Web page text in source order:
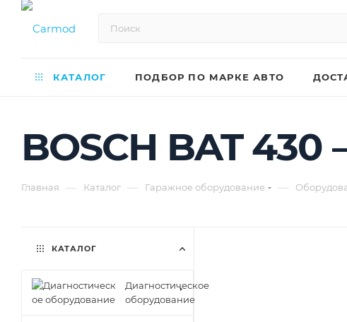
КАТАЛОГ ПОДБОР ПО МАРКЕ АВТО
BOSCH BAT 430
Главная — Каталог — Гаражное оборудование —
КАТАЛОГ
Диагностическое
оборудование